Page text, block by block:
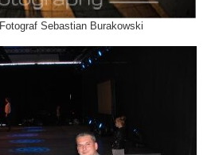
Fotograf Sebastian Burakowski